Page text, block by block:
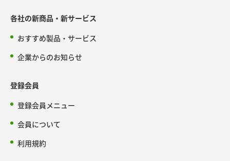
各社の新商品・新サービス
おすすめ製品・サービス
企業からのお知らせ
登録会員
登録会員メニュー
会員について
利用規約